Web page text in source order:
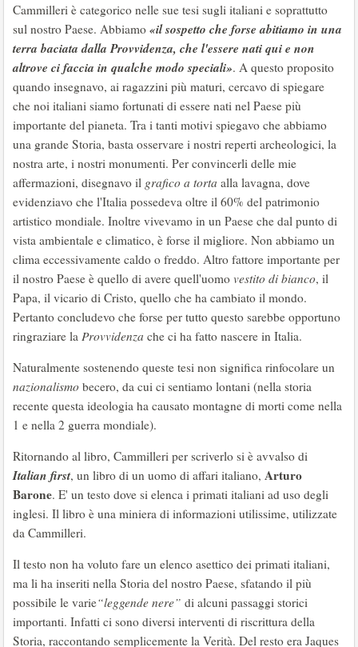
Cammilleri è categorico nelle sue tesi sugli italiani e soprattutto
sul nostro Paese. Abbiamo «il sospetto che forse abitiamo in una
terra baciata dalla Provvidenza, che l'essere nati qui e non
altrove ci faccia in qualche modo speciali». A questo proposito
quando insegnavo, ai ragazzini più maturi, cercavo di spiegare
che noi italiani siamo fortunati di essere nati nel Paese più
importante del pianeta. Tra i tanti motivi spiegavo che abbiamo
una grande Storia, basta osservare i nostri reperti archeologici, la
nostra arte, i nostri monumenti. Per convincerli delle mie
affermazioni, disegnavo il grafico a torta alla lavagna, dove
evidenziavo che l'Italia possedeva oltre il 60% del patrimonio
artistico mondiale. Inoltre vivevamo in un Paese che dal punto di
vista ambientale e climatico, è forse il migliore. Non abbiamo un
clima eccessivamente caldo o freddo. Altro fattore importante per
il nostro Paese è quello di avere quell'uomo vestito di bianco, il
Papa, il vicario di Cristo, quello che ha cambiato il mondo.
Pertanto concludevo che forse per tutto questo sarebbe opportuno
ringraziare la Provvidenza che ci ha fatto nascere in Italia.
Naturalmente sostenendo queste tesi non significa rinfocolare un
nazionalismo becero, da cui ci sentiamo lontani (nella storia
recente questa ideologia ha causato montagne di morti come nella
1 e nella 2 guerra mondiale).
Ritornando al libro, Cammilleri per scriverlo si è avvalso di
Italian first, un libro di un uomo di affari italiano, Arturo
Barone. E' un testo dove si elenca i primati italiani ad uso degli
inglesi. Il libro è una miniera di informazioni utilissime, utilizzate
da Cammilleri.
Il testo non ha voluto fare un elenco asettico dei primati italiani,
ma li ha inseriti nella Storia del nostro Paese, sfatando il più
possibile le varie“leggende nere” di alcuni passaggi storici
importanti. Infatti ci sono diversi interventi di riscrittura della
Storia, raccontando semplicemente la Verità. Del resto era Jaques